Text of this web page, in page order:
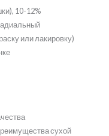
10-12%
или лакировку)
сухой